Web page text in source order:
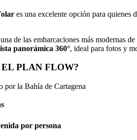
es una excelente opción para quienes
de las embarcaciones más modernas
panorámica 360°, ideal para fotos y
PLAN FLOW?
por la Bahía de Cartagena
por persona